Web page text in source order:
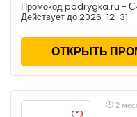
Промокод podrygka.ru -
Действует до 2026-12-31
ОТКРЫТЬ
2